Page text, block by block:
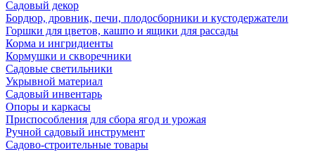
Садовый декор
Бордюр, дровник, печи, плодосборники и кустодержатели
Горшки для цветов, кашпо и ящики для рассады
Корма и ингридиенты
Кормушки и скворечники
Садовые светильники
Укрывной материал
Садовый инвентарь
Опоры и каркасы
Приспособления для сбора ягод и урожая
Ручной садовый инструмент
Садово-строительные товары